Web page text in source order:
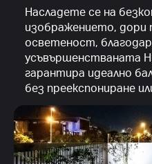
Насладете се на
изображението, дори
осветеност,
усъвършенстваната
гарантира идеално
без преекспониране